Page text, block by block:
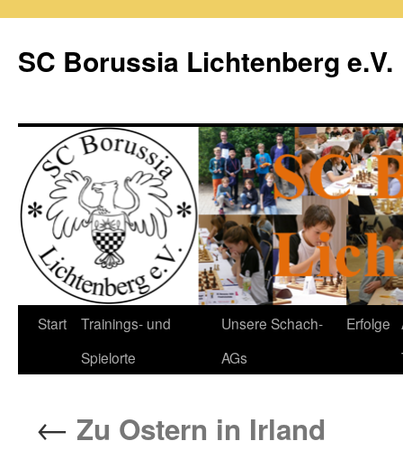
springen
SC Borussia Lichtenberg e.V.
Start
Trainings- und
Spielorte
Unsere Schach-
AGs
Erfolge
← Zu Ostern in Irland